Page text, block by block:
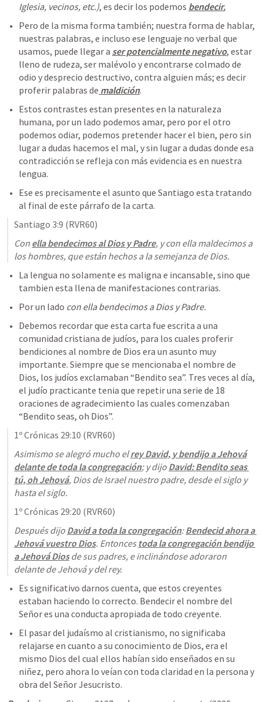
Iglesia, vecinos, etc.), es decir los podemos bendecir.
Pero de la misma forma también; nuestra forma de hablar,
nuestras palabras, e incluso ese lenguaje no verbal que
usamos, puede llegar a ser potencialmente negativo, estar
lleno de rudeza, ser malévolo y encontrarse colmado de
odio y desprecio destructivo, contra alguien más; es decir
proferir palabras de maldición.
Estos contrastes estan presentes en la naturaleza
humana, por un lado podemos amar, pero por el otro
podemos odiar, podemos pretender hacer el bien, pero sin
lugar a dudas hacemos el mal, y sin lugar a dudas donde esa
contradicción se refleja con más evidencia es en nuestra
lengua.
Ese es precisamente el asunto que Santiago esta tratando
al final de este párrafo de la carta.
Santiago 3:9 (RVR60)
Con ella bendecimos al Dios y Padre, y con ella maldecimos a
los hombres, que están hechos a la semejanza de Dios.
La lengua no solamente es maligna e incansable, sino que
tambien esta llena de manifestaciones contrarias.
Por un lado con ella bendecimos a Dios y Padre.
Debemos recordar que esta carta fue escrita a una
comunidad cristiana de judíos, para los cuales proferir
bendiciones al nombre de Dios era un asunto muy
importante. Siempre que se mencionaba el nombre de
Dios, los judíos exclamaban “Bendito sea”. Tres veces al día,
el judío practicante tenia que repetir una serie de 18
oraciones de agradecimiento las cuales comenzaban
“Bendito seas, oh Dios”.
1º Crónicas 29:10 (RVR60)
Asimismo se alegró mucho el rey David, y bendijo a Jehová
delante de toda la congregación; y dijo David: Bendito seas
tú, oh Jehová, Dios de Israel nuestro padre, desde el siglo y
hasta el siglo.
1º Crónicas 29:20 (RVR60)
Después dijo David a toda la congregación: Bendecid ahora a
Jehová vuestro Dios. Entonces toda la congregación bendijo
a Jehová Dios de sus padres, e inclinándose adoraron
delante de Jehová y del rey.
Es significativo darnos cuenta, que estos creyentes
estaban haciendo lo correcto. Bendecir el nombre del
Señor es una conducta apropiada de todo creyente.
El pasar del judaísmo al cristianismo, no significaba
relajarse en cuanto a su conocimiento de Dios, era el
mismo Dios del cual ellos habían sido enseñados en su
niñez, pero ahora lo veían con toda claridad en la persona y
obra del Señor Jesucristo.